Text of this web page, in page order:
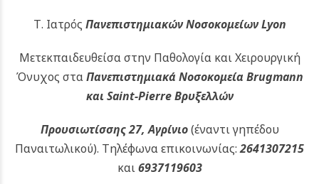
Τ. Ιατρός Πανεπιστημιακών Νοσοκομείων Lyon
Μετεκπαιδευθείσα στην Παθολογία και Χειρουργική
Όνυχος σταΠανεπιστημιακά Νοσοκομεία Brugmann
και Saint-Pierre Βρυξελλών
Προυσιωτίσσης 27, Αγρίνιο(έναντι γηπέδου
Παναιτωλικού). Τηλέφωνα επικοινωνίας:2641307215
και6937119603